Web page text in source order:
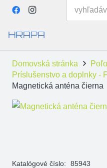
Domovská stránka
Príslušenstvo a doplnky -
Magnetická anténa čierna
Katalógové číslo: 85943